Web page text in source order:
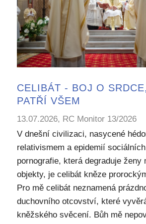
CELIBÁT - BOJ O
PATŘÍ VŠEM
13.07.2026, RC Monitor 13/2026
V dnešní civilizaci, nasycené
relativismem a epidemií
pornografie, která degraduje ženy
objekty, je celibát kněze
Pro mě celibát neznamená
duchovního otcovství, které
kněžského svěcení. Bůh mě